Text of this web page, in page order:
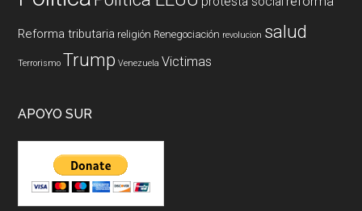
Reforma tributaria religión Renegociación revolucion salud
Terrorismo Trump Venezuela Victimas
APOYO SUR